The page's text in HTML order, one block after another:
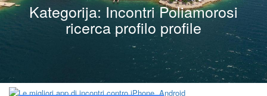
Kategorija: Incontri Poliamorosi
ricerca profilo profile